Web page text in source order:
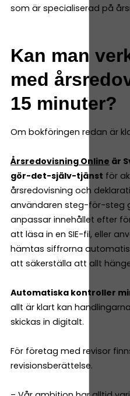
som är specialiserad på
Kan man
med
15 minuter?
Om bokföringen redan är
Årsredovisning Online är
gör-det-själv-tjänst för
årsredovisning och
användaren steg-för-steg
anpassar innehållet efter
att läsa in en SIE-fil, eller
hämtas siffrorna
att säkerställa att allt
Automatiska kontroller
allt är klart kan
skickas in digitalt.
För företag med revisor
revisionsberättelse.